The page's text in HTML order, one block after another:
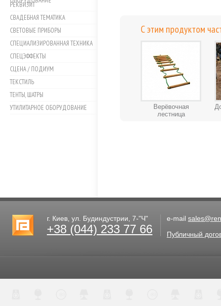
РЕКВИЗИТ
СВАДЕБНАЯ ТЕМАТИКА
СВЕТОВЫЕ ПРИБОРЫ
СПЕЦИАЛИЗИРОВАННАЯ ТЕХНИКА
СПЕЦЭФФЕКТЫ
СЦЕНА / ПОДИУМ
ТЕКСТИЛЬ
ТЕНТЫ, ШАТРЫ
УТИЛИТАРНОЕ ОБОРУДОВАНИЕ
С этим продуктом
Верёвочная
лестница
г. Киев, ул. Будиндустрии, 7-"Ч"
+38 (044) 233 77 66
e-mail
Публичный